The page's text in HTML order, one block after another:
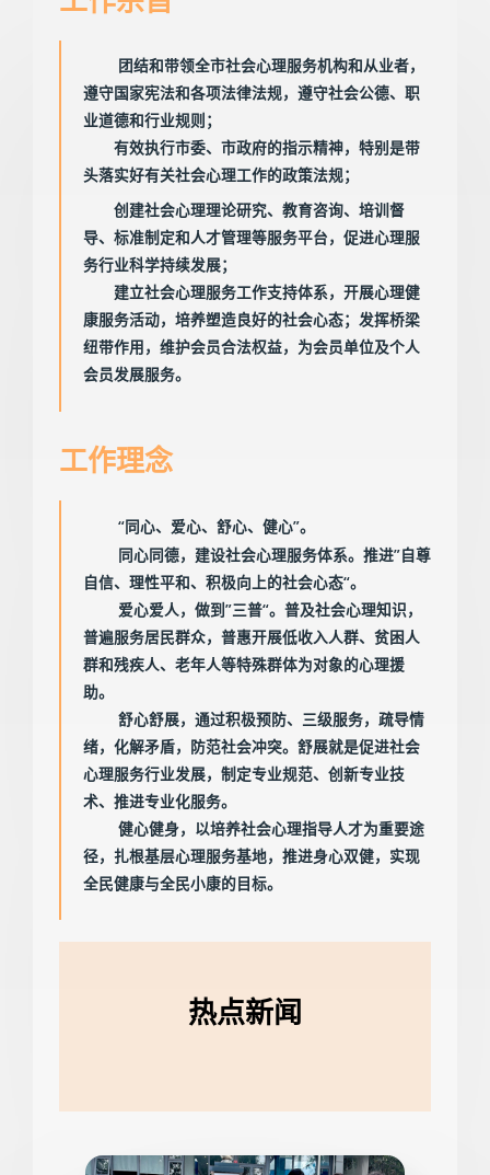
团结和带领全市社会心理服务机构和从业者，
遵守国家宪法和各项法律法规，遵守社会公德、职
业道德和行业规则；
有效执行市委、市政府的指示精神，特别是带
头落实好有关社会心理工作的政策法规；
创建社会心理理论研究、教育咨询、培训督
导、标准制定和人才管理等服务平台，促进心理服
务行业科学持续发展；
建立社会心理服务工作支持体系，开展心理健
康服务活动，培养塑造良好的社会心态；发挥桥梁
纽带作用，维护会员合法权益，为会员单位及个人
会员发展服务。
工作理念
“同心、爱心、舒心、健心”。
同心同德，建设社会心理服务体系。推进”自尊
自信、理性平和、积极向上的社会心态“。
爱心爱人，做到”三普“。普及社会心理知识，
普遍服务居民群众，普惠开展低收入人群、贫困人
群和残疾人、老年人等特殊群体为对象的心理援
助。
舒心舒展，通过积极预防、三级服务，疏导情
绪，化解矛盾，防范社会冲突。舒展就是促进社会
心理服务行业发展，制定专业规范、创新专业技
术、推进专业化服务。
健心健身，以培养社会心理指导人才为重要途
径，扎根基层心理服务基地，推进身心双健，实现
全民健康与全民小康的目标。
热点新闻